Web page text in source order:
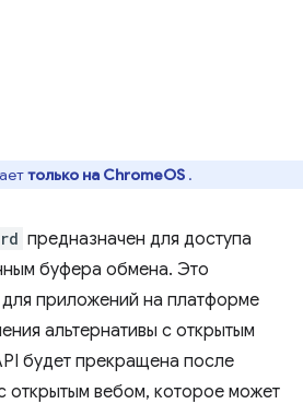
только на ChromeOS .
предназначен для доступа
буфера обмена. Это
приложений на платформе
альтернативы с открытым
будет прекращена после
открытым вебом, которое может